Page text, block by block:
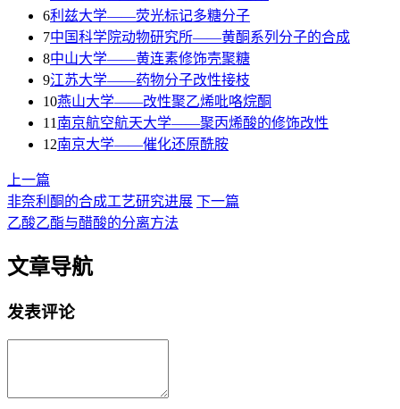
6利兹大学——荧光标记多糖分子
7中国科学院动物研究所——黄酮系列分子的合成
8中山大学——黄连素修饰壳聚糖
9江苏大学——药物分子改性接枝
10燕山大学——改性聚乙烯吡咯烷酮
11 南京航空航天大学——聚丙烯酸的修饰改性
12南京大学——催化还原酰胺
上一篇
非奈利酮的合成工艺研究进展 下一篇
乙酸乙酯与醋酸的分离方法
文章导航
发表评论